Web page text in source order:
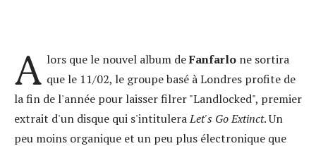
A lors que le nouvel album deFanfarlone sortira
que le 11/02, le groupe basé à Londres profite de
la fin de l'année pour laisser filrer "Landlocked", premier
extrait d'un disque qui s'intituleraLet's Go Extinct. Un
peu moins organique et un peu plus électronique que